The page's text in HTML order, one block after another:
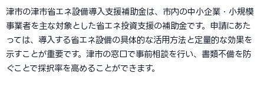
津市の津市省エネ設備導入支援補助金は、市内の中小企業・小規模
事業者を主な対象とした省エネ投資支援の補助金です。申請にあた
っては、導入する省エネ設備の具体的な活用方法と定量的な効果を
示すことが重要です。津市の窓口で事前相談を行い、書類不備を防
ぐことで採択率を高めることができます。